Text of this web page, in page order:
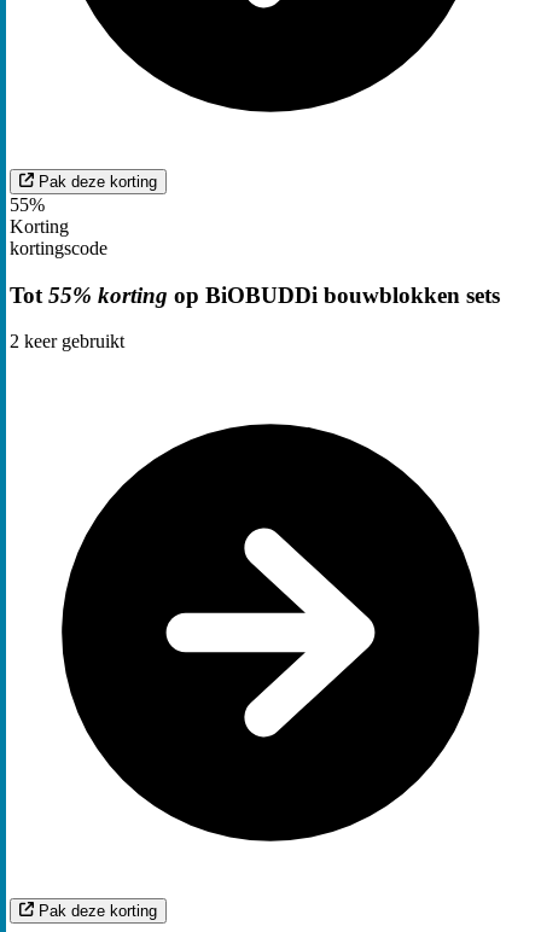
Pak deze korting
55%
Korting
kortingscode
Tot 55% korting op BiOBUDDi bouwblokken sets
2 keer gebruikt
Pak deze korting